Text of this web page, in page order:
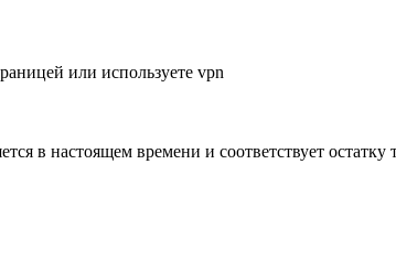
или используете vpn
в настоящем времени и соответствует остатку